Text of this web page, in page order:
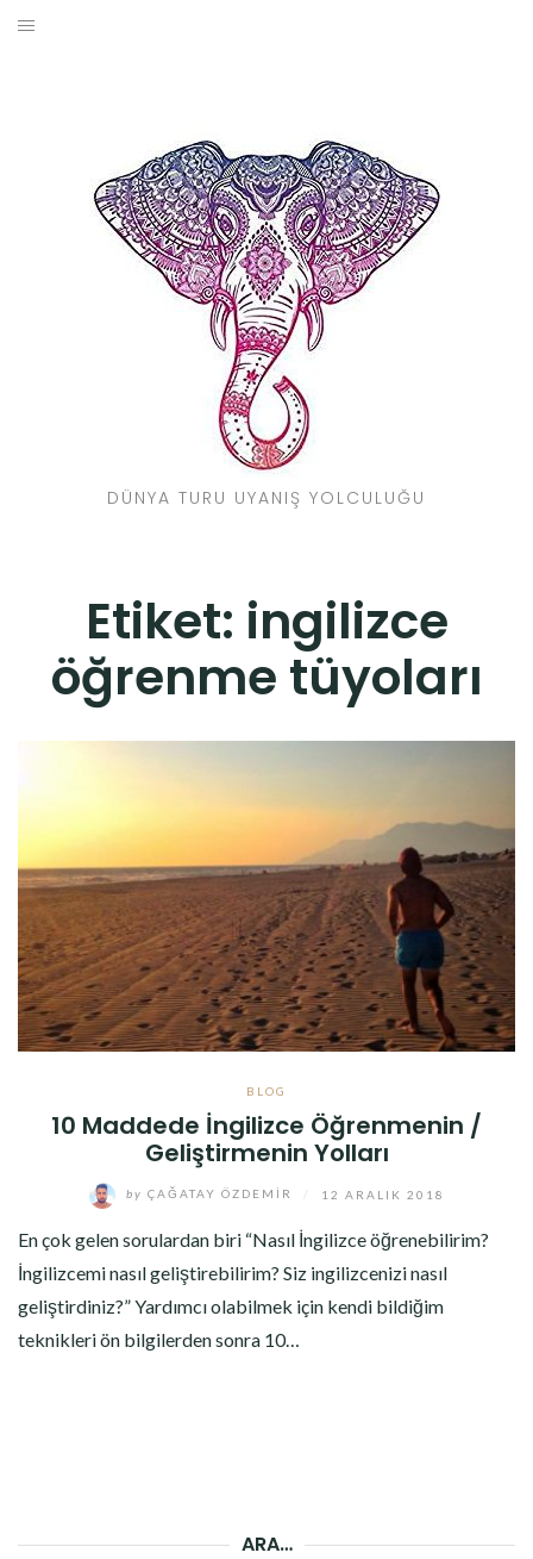
Skip
DÜNYA TURU UYANIŞ YOLCULUĞU
Etiket: ingilizce
öğrenme tüyoları
BLOG
10 Maddede İngilizce Öğrenmenin /
Geliştirmenin Yolları
by ÇAĞATAY ÖZDEMIR 12 ARALIK 2018
En çok gelen sorulardan biri “Nasıl İngilizce öğrenebilirim?
İngilizcemi nasıl geliştirebilirim? Siz ingilizcenizi nasıl
geliştirdiniz?” Yardımcı olabilmek için kendi bildiğim
teknikleri ön bilgilerden sonra 10…
ARA…
SEYAHAT REHBERI